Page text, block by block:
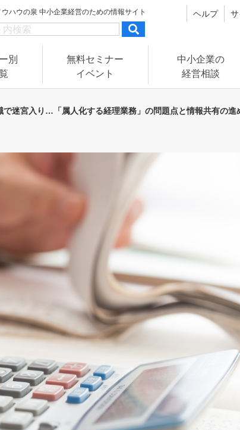
ハウの泉 中小企業経営のための情報サイト ヘルプ
別
無料セミナー
イベント
中小企業の
経営相談
で迷宮入り…「属人化する経理業務」の問題点と情報共有の進